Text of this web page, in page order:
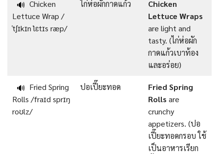
🔊 Chicken
Lettuce Wrap /
ˈtʃɪkɪn ˈlɛtɪs ræp/
ไก่ห่อผักกาดแก้ว
Chicken
Lettuce Wraps
are light and
tasty. (ไก่ห่อผัก
กาดแก้วเบาท้อง
และอร่อย)
🔊 Fried Spring
Rolls /fraɪd sprɪŋ
roʊlz/
ปอเปี๊ยะทอด
Fried Spring
Rolls are
crunchy
appetizers. (ปอ
เปี๊ยะทอดกรอบ ใช้
เป็นอาหารเรียก